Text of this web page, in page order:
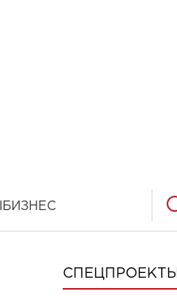
БИЗНЕС
СПЕЦПРОЕКТЫ